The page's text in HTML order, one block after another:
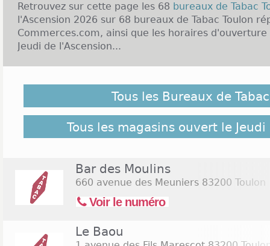
Retrouvez sur cette page les 68 bureaux de Tabac
l'Ascension 2026 sur 68 bureaux de Tabac Toulon
Commerces.com, ainsi que les horaires d'ouverture
Jeudi de l'Ascension...
le Jeudi de l'Ascension 2026 ne soient pas
suivant pour retrouver l'ensemble des Tabac
Commerces.com :68 bureaux de Tabac Toulon
Tous les Bureaux de
Tous les magasins ouvert le
Bar des Moulins
660 avenue des Meuniers 83200 Toulon
Voir le numéro
Le Baou